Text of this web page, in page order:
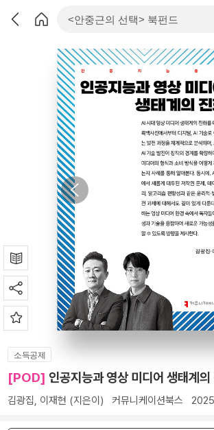
소득공제
[POD] 인공지능과 영상 미디어 생태계
김광집, 이재현 (지은이) 커뮤니케이션북스